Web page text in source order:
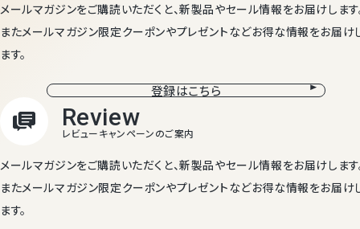
メールマガジンをご購読いただくと、新製品やセール情報をお届けします
またメールマガジン限定クーポンやプレゼントなどお得な情報をお届け
ます。
登録はこちら
メールマガジンをご購読いただくと、新製品やセール情報をお届けします
またメールマガジン限定クーポンやプレゼントなどお得な情報をお届け
ます。